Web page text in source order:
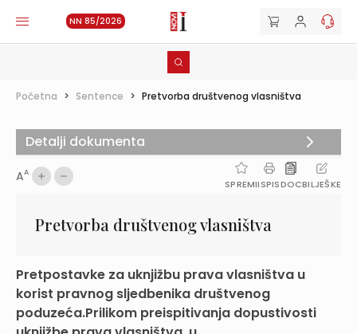
NN 85/2026
Početna > Sentence > Pretvorba društvenog vlasništva
AA
SPREMIISPISDOCBILJEŠKE
Pretvorba društvenog vlasništva
Pretpostavke za uknjižbu prava vlasništva u
korist pravnog sljedbenika društvenog
poduzeća.Prilikom preispitivanja dopustivosti
Detalji dokumenta